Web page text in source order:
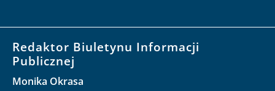
Redaktor Biuletynu Informacji
Publicznej
Monika Okrasa